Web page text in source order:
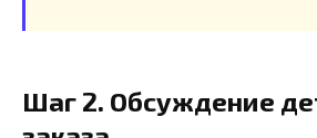
Шаг 2. Обсуждение